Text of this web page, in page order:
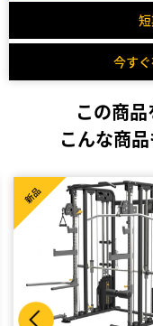
今す
この商品
こんな商
新品